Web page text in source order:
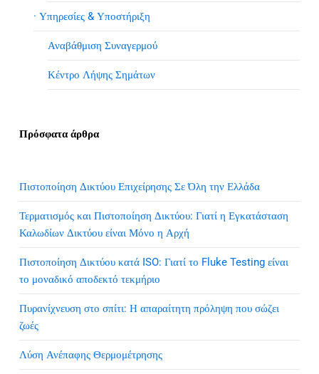
· Υπηρεσίες & Υποστήριξη
Αναβάθμιση Συναγερμού
Κέντρο Λήψης Σημάτων
Πρόσφατα άρθρα
Πιστοποίηση Δικτύου Επιχείρησης Σε Όλη την Ελλάδα
Τερματισμός και Πιστοποίηση Δικτύου: Γιατί η Εγκατάσταση
Καλωδίων Δικτύου είναι Μόνο η Αρχή
Πιστοποίηση Δικτύου κατά ISO: Γιατί το Fluke Testing είναι
το μοναδικό αποδεκτό τεκμήριο
Πυρανίχνευση στο σπίτι: Η απαραίτητη πρόληψη που σώζει
ζωές
Λύση Ανέπαφης Θερμομέτρησης